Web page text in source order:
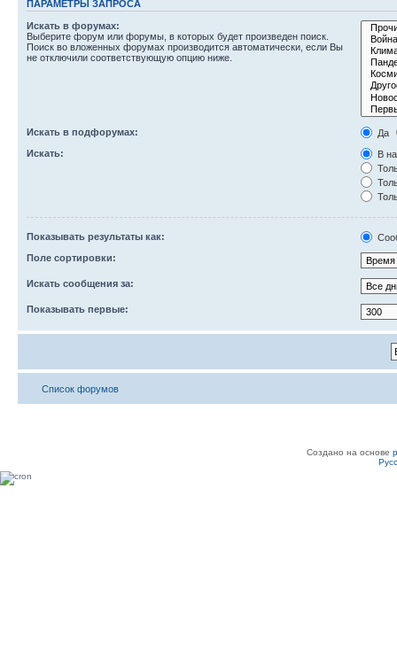
ПАРАМЕТРЫ ЗАПРОСА
Искать в форумах:
Выберите форум или форумы, в которых будет произведен поиск.
Поиск во вложенных форумах производится автоматически, если Вы
не отключили соответствующую опцию ниже.
Искать в подфорумах:
Да
Искать:
В
Показывать результаты как:
Поле сортировки:
Искать сообщения за:
Показывать первые:
Список форумов
Создано на основе